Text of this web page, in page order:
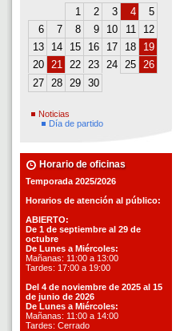
1
2 3 4
5
6
7 8 9 10 11
12
13
14 15 16 17 18
19
20 21 22 23 24 25 26
27 28 29 30
Noticias
Día de partido
Horario de oficinas
Temporada 2025/2026
Horarios de atención al público:
ABIERTO:
De 1 de septiembre al 29 de
octubre
De Lunes a Miércoles:
Mañanas: 11:00 a 13:00
Tardes: 17:00 a 19:00
Del 4 de noviembre de 2025 al 15
de junio de 2026
De Lunes a Miércoles:
Mañanas: 11:00 a 14:00
Tardes: Cerrado